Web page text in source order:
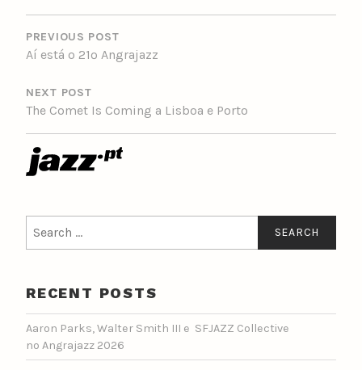
POST
NAVIGATION
PREVIOUS POST
Aí está o 21º Angrajazz
NEXT POST
The Comet Is Coming a Lisboa e Porto
for:
RECENT POSTS
Aaron Parks, Walter Smith III e SFJAZZ Collective
no Angrajazz 2026